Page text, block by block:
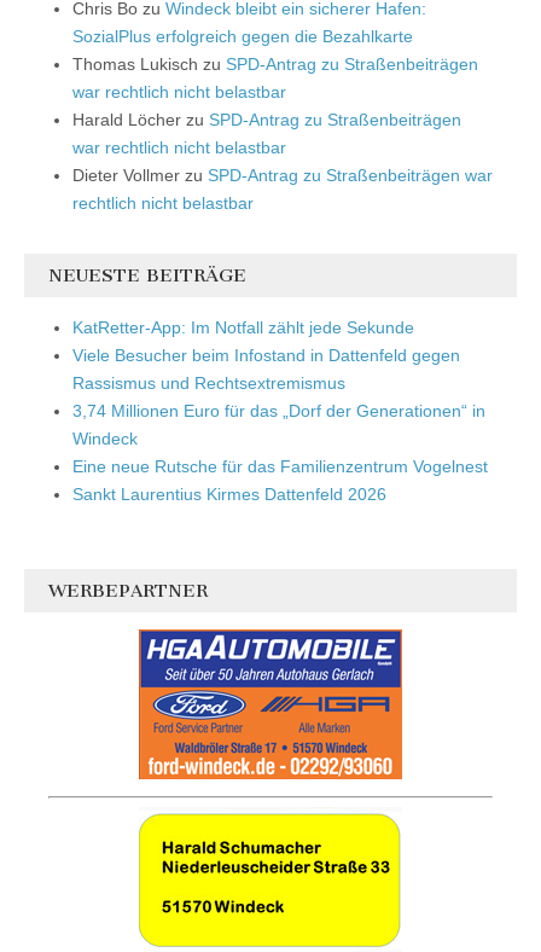
Chris Bo zu Windeck bleibt ein sicherer Hafen:
SozialPlus erfolgreich gegen die Bezahlkarte
Thomas Lukisch zu SPD-Antrag zu Straßenbeiträgen
war rechtlich nicht belastbar
Harald Löcher zu SPD-Antrag zu Straßenbeiträgen
war rechtlich nicht belastbar
Dieter Vollmer zu SPD-Antrag zu Straßenbeiträgen war
rechtlich nicht belastbar
NEUESTE BEITRÄGE
KatRetter-App: Im Notfall zählt jede Sekunde
Viele Besucher beim Infostand in Dattenfeld gegen
Rassismus und Rechtsextremismus
3,74 Millionen Euro für das „Dorf der Generationen“ in
Windeck
Eine neue Rutsche für das Familienzentrum Vogelnest
Sankt Laurentius Kirmes Dattenfeld 2026
WERBEPARTNER